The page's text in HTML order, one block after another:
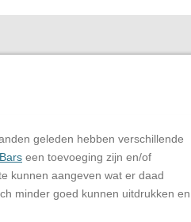
geleden hebben verschillende
een toevoeging zijn en/of
kunnen aangeven wat er daad
minder goed kunnen uitdrukken en